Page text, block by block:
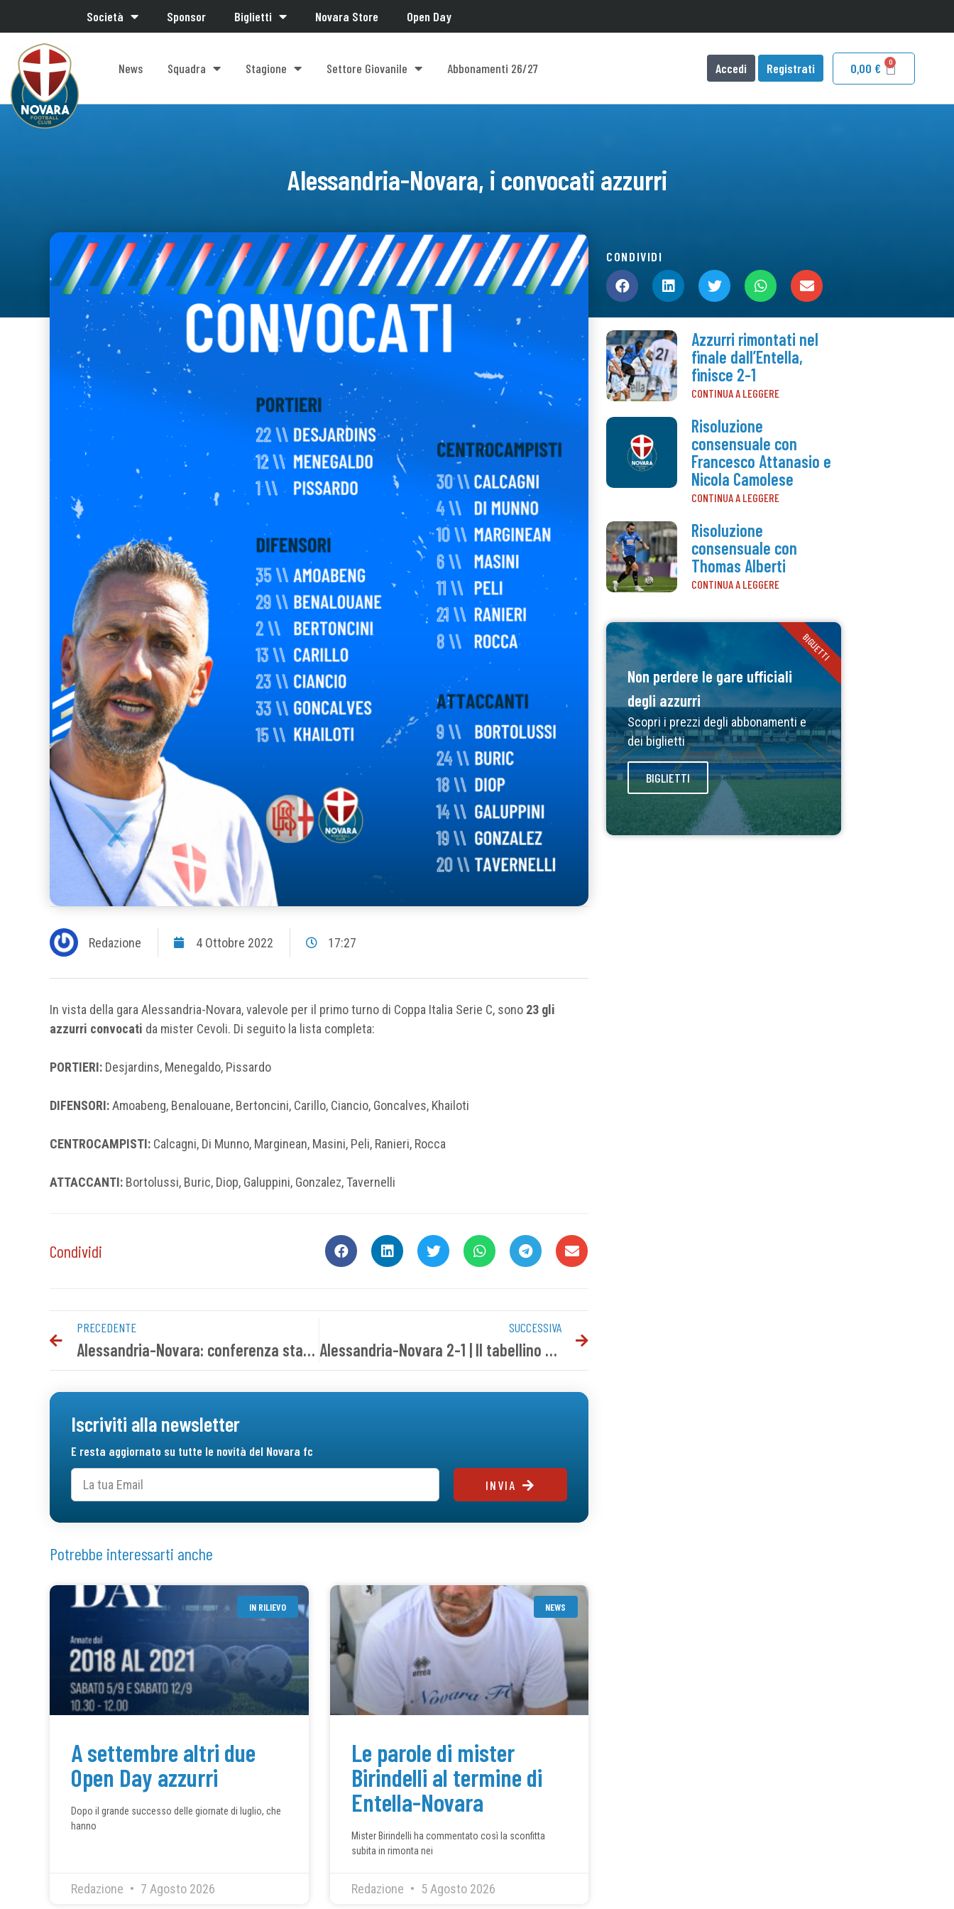
Società Sponsor Biglietti Novara Store Open Day
News Squadra Stagione Settore Giovanile Abbonamenti 26/27 Accedi Registrati 0,00€
Alessandria-Novara, i convocati azzurri
Redazione 4 Ottobre 2022 17:27
In vista della gara Alessandria-Novara, valevole per il primo turno di Coppa Italia Serie C, sono 23 gli
azzurri convocati da mister Cevoli. Di seguito la lista completa:
PORTIERI: Desjardins, Menegaldo, Pissardo
DIFENSORI:Amoabeng, Benalouane, Bertoncini, Carillo, Ciancio, Goncalves, Khailoti
CENTROCAMPISTI: Calcagni, Di Munno, Marginean, Masini, Peli, Ranieri, Rocca
ATTACCANTI: Bortolussi, Buric, Diop, Galuppini, Gonzalez, Tavernelli
Condividi
PRECEDENTE
Alessandria-Novara: conferenza stampa pre gara
SUCCESSIVA
Alessandria-Novara 2-1 | Il tabellino del match
Iscriviti alla newsletter
E resta aggiornato su tutte le novità del Novara fc
INVIA
Potrebbe interessarti anche
IN RILIEVO
A settembre altri due
Open Day azzurri
Dopo il grande successo delle giornate di luglio, che
hanno
Redazione 7 Agosto 2026
NEWS
Le parole di mister
Birindelli al termine di
Entella-Novara
Mister Birindelli ha commentato così la sconfitta
subita in rimonta nei
Redazione 5 Agosto 2026
CONDIVIDI
Azzurri rimontati nel
finale dall’Entella,
finisce 2-1
CONTINUA A LEGGERE
Risoluzione
consensuale con
Francesco Attanasio e
Nicola Camolese
CONTINUA A LEGGERE
Risoluzione
consensuale con
Thomas Alberti
CONTINUA A LEGGERE
Non perdere le gare ufficiali
degli azzurri
Scopri i prezzi degli abbonamenti e
dei biglietti
BIGLIETTI
BIGLIETTI